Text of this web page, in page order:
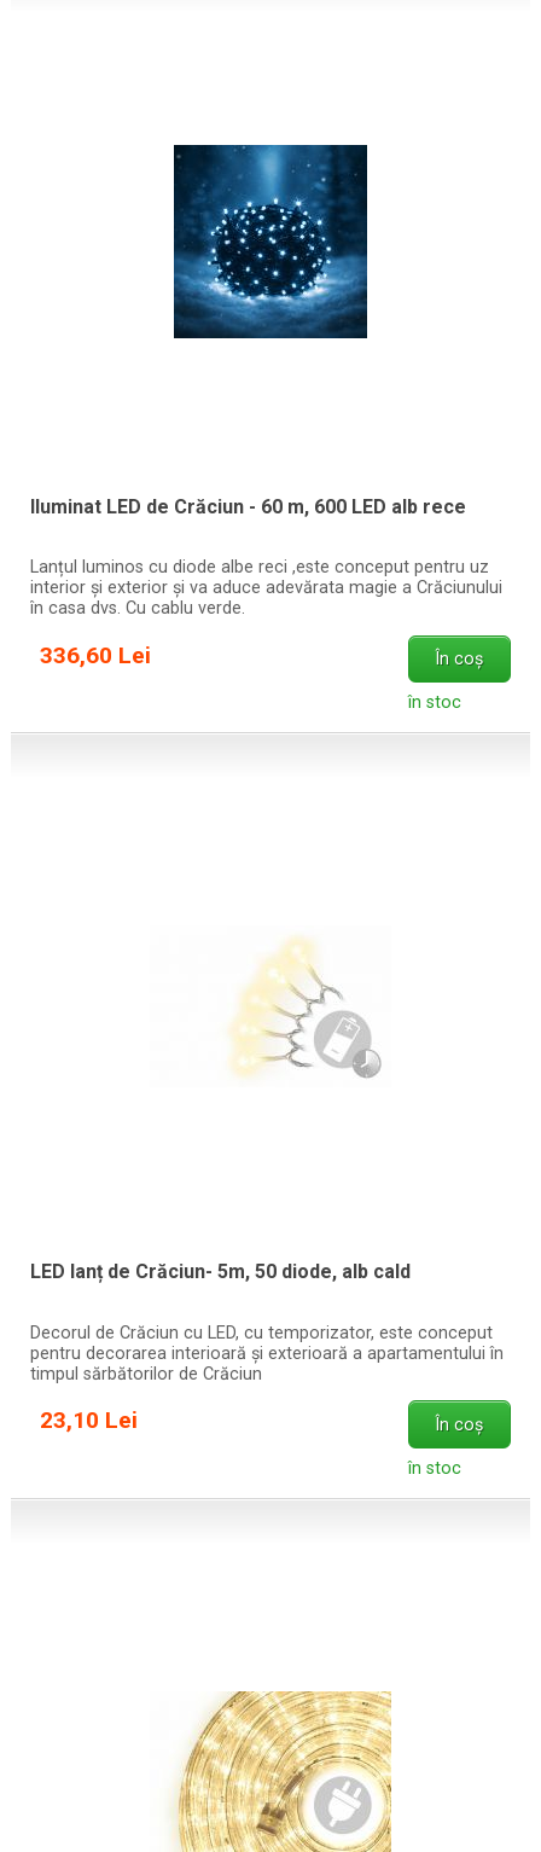
Iluminat LED de Crăciun - 60 m, 600 LED alb rece
Lanțul luminos cu diode albe reci ,este conceput pentru uz
interior și exterior și va aduce adevărata magie a Crăciunului
în casa dvs. Cu cablu verde.
336,60 Lei În coș
în stoc
LED lanț de Crăciun- 5m, 50 diode, alb cald
Decorul de Crăciun cu LED, cu temporizator, este conceput
pentru decorarea interioară și exterioară a apartamentului în
timpul sărbătorilor de Crăciun
23,10 Lei În coș
în stoc